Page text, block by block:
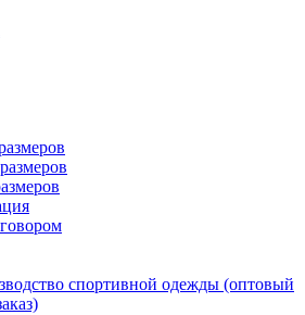
спортивной одежды (оптовый